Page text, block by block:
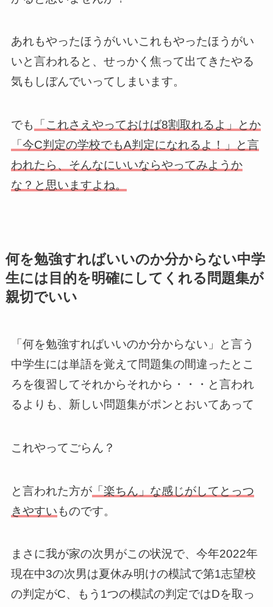
あれもやったほうがいいこれもやったほうがい
いと言われると、せっかく焦って出てきたやる
気もしぼんでいってしまいます。
でも
「これさえやっておけば8割取れるよ」とか
「今C判定の学校でもA判定になれるよ！」と言
われたら、そんなにいいならやってみようか
な？と思いますよね。
何を勉強すればいいのか分からない中学
生には目的を明確にしてくれる問題集が
親切でいい
「何を勉強すればいいのか分からない」と言う
中学生には単語を覚えて問題集の間違ったとこ
ろを復習してそれからそれから・・・と言われ
るよりも、新しい問題集がポンとおいてあって
これやってごらん？
と言われた方が「楽ちん」な感じがしてとっつ
きやすいものです。
まさに我が家の次男がこの状況で、今年2022年
現在中3の次男は夏休み明けの模試で第1志望校
の判定がC、もう1つの模試の判定ではDを取っ